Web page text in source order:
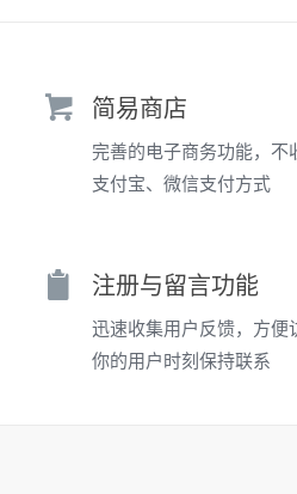
简易商店
完善的电子商务功能，不
支付宝、微信支付方式
注册与留言功能
迅速收集用户反馈，方便
你的用户时刻保持联系